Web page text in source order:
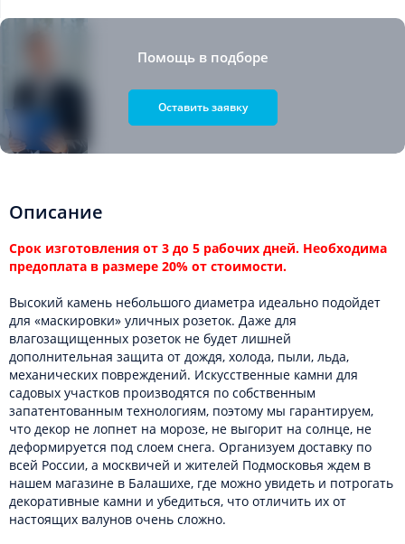
Помощь в подборе
Оставить заявку
Описание
Срок изготовления от 3 до 5 рабочих дней. Необходима
предоплата в размере 20% от стоимости.
Высокий камень небольшого диаметра идеально подойдет
для «маскировки» уличных розеток. Даже для
влагозащищенных розеток не будет лишней
дополнительная защита от дождя, холода, пыли, льда,
механических повреждений. Искусственные камни для
садовых участков производятся по собственным
запатентованным технологиям, поэтому мы гарантируем,
что декор не лопнет на морозе, не выгорит на солнце, не
деформируется под слоем снега. Организуем доставку по
всей России, а москвичей и жителей Подмосковья ждем в
нашем магазине в Балашихе, где можно увидеть и потрогать
декоративные камни и убедиться, что отличить их от
настоящих валунов очень сложно.